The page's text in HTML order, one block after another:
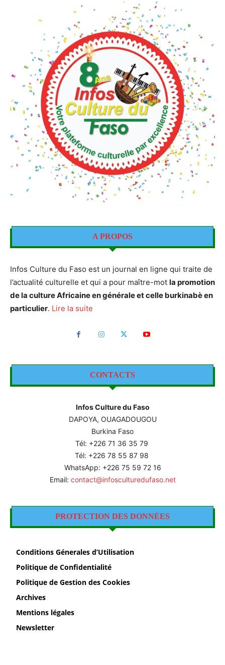
A PROPOS
Infos Culture du Faso est un journal en ligne qui traite de
l’actualité culturelle et qui a pour maître-mot la promotion
de la culture Africaine en générale et celle burkinabè en
particulier. Lire la suite
CONTACTS
Infos Culture du Faso
DAPOYA, OUAGADOUGOU
Burkina Faso
Tél: +226 71 36 35 79
Tél: +226 78 55 87 98
WhatsApp: +226 75 59 72 16
Email: contact@infosculturedufaso.net
PROTECTION DES DONNÉES
Conditions Génerales d’Utilisation
Politique de Confidentialité
Politique de Gestion des Cookies
Archives
Mentions légales
Newsletter